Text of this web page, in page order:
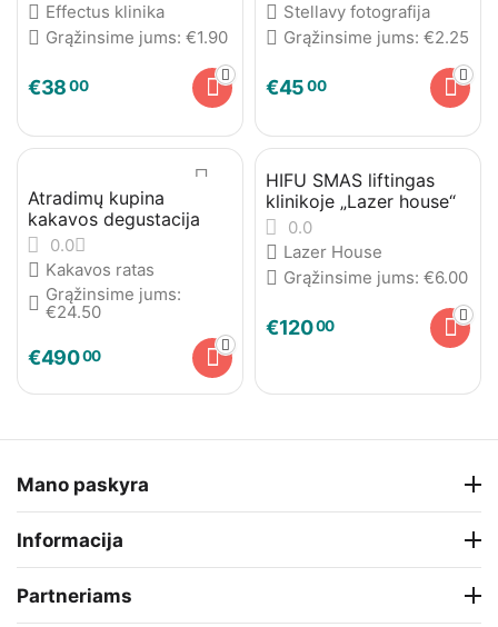
Effectus klinika
Grąžinsime jums: €1.90
€3800
Stellavy fotografija
Grąžinsime jums: €2.25
€4500
Atradimų kupina
kakavos degustacija
0.0
Kakavos ratas
Grąžinsime jums:
€24.50
€49000
HIFU SMAS liftingas
klinikoje „Lazer house“
0.0
Lazer House
Grąžinsime jums: €6.00
€12000
Mano paskyra
Informacija
Partneriams